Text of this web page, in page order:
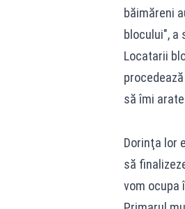
băimăreni
blocului", a
Locatarii
să îmi
Dorinţa lor
să
vom ocupa